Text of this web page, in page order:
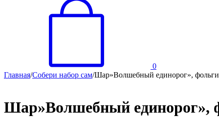
0
Главная/Собери набор сам/Шар»Волшебный единорог»,
Шар»Волшебный единорог»,